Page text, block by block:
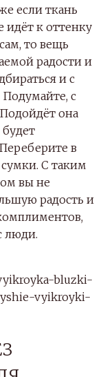
если ткань
идёт к оттенку
то вещь
радости и
и с
с
она
в
С таким
вы не
радость и
люди.
bluzki-
vyikroyki-